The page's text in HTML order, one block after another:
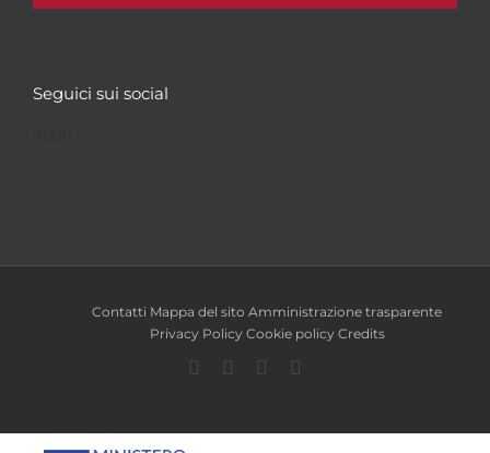
Seguici sui social
Contatti Mappa del sito Amministrazione trasparente
Privacy Policy Cookie policy Credits
Facebook
TwitterYouTube